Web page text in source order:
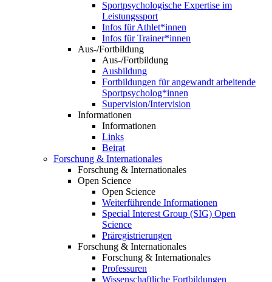
Sportpsychologische Expertise im
Leistungssport
Infos für Athlet*innen
Infos für Trainer*innen
Aus-/Fortbildung
Aus-/Fortbildung
Ausbildung
Fortbildungen für angewandt arbeitende
Sportpsycholog*innen
Supervision/Intervision
Informationen
Informationen
Links
Beirat
Forschung & Internationales
Forschung & Internationales
Open Science
Open Science
Weiterführende Informationen
Special Interest Group (SIG) Open
Science
Präregistrierungen
Forschung & Internationales
Forschung & Internationales
Professuren
Wissenschaftliche Fortbildungen